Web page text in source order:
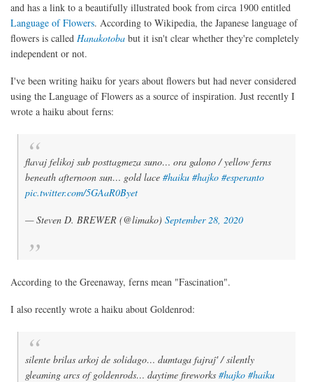
and has a link to a beautifully illustrated book from circa 1900 entitled
Language of Flowers. According to Wikipedia, the Japanese language of
flowers is called Hanakotoba but it isn't clear whether they're completely
independent or not.
I've been writing haiku for years about flowers but had never considered
using the Language of Flowers as a source of inspiration. Just recently I
wrote a haiku about ferns:
flavaj felikoj sub posttagmeza suno… ora galono / yellow ferns
beneath afternoon sun… gold lace #haiku #hajko #esperanto
pic.twitter.com/5GAaR0Byet
— Steven D. BREWER (@limako) September 28, 2020
According to the Greenaway, ferns mean "Fascination".
I also recently wrote a haiku about Goldenrod:
silente brilas arkoj de solidago… dumtaga fajraĵ' / silently
gleaming arcs of goldenrods… daytime fireworks #hajko #haiku